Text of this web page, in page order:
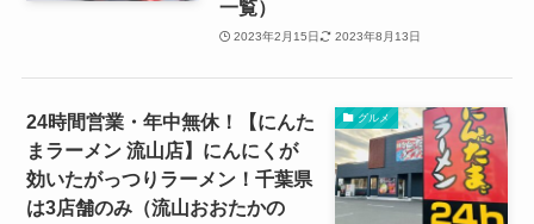
一覧）
2023年2月15日 2023年8月13日
グルメ
24時間営業・年中無休！【にんた
まラーメン 流山店】にんにくが
効いたがっつりラーメン！千葉県
は3店舗のみ（流山おおたかの